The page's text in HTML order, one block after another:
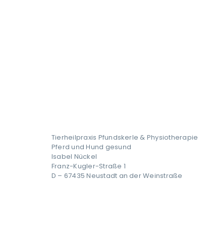
Tierheilpraxis Pfundskerle & Physiotherapie
Pferd und Hund gesund
Isabel Nückel
Franz-Kugler-Straße 1
D – 67435 Neustadt an der Weinstraße